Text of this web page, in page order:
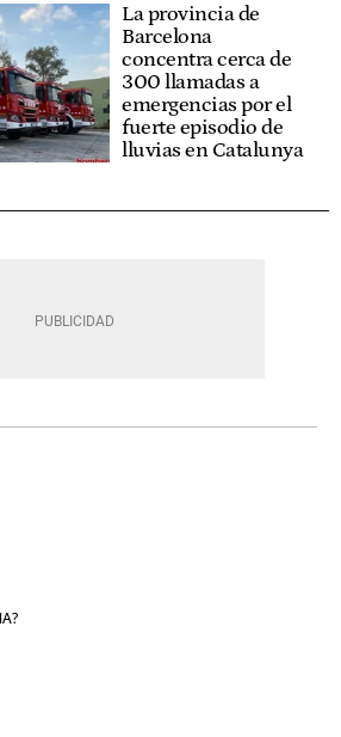
La provincia de
Barcelona
concentra cerca de
300 llamadas a
emergencias por el
fuerte episodio de
lluvias en Catalunya